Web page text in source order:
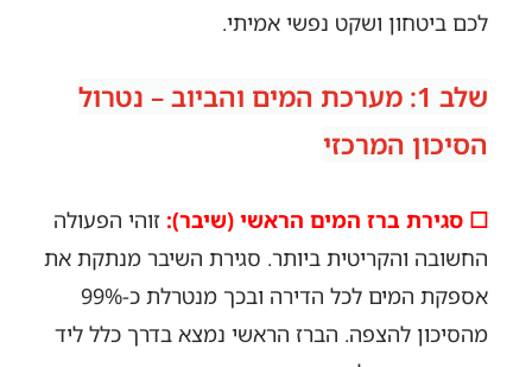
לכם ביטחון ושקט נפשי אמיתי.
שלב 1: מערכת המים והביוב – נטרול
הסיכון המרכזי
☐ סגירת ברז המים הראשי (שיבר): זוהי הפעולה
החשובה והקריטית ביותר. סגירת השיבר מנתקת את
אספקת המים לכל הדירה ובכך מנטרלת כ-99%
מהסיכון להצפה. הברז הראשי נמצא בדרך כלל ליד